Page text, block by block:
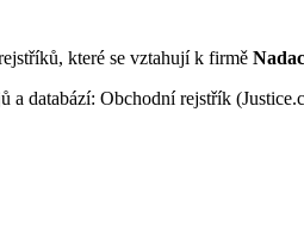
které se vztahují k firmě
databází: Obchodní rejstřík